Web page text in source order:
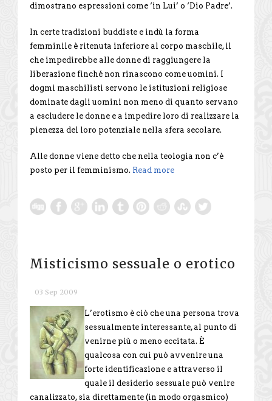
dimostrano espressioni come ‘in Lui’ o ‘Dio Padre’.
In certe tradizioni buddiste e indù la forma
femminile è ritenuta inferiore al corpo maschile, il
che impedirebbe alle donne di raggiungere la
liberazione finché non rinascono come uomini. I
dogmi maschilisti servono le istituzioni religiose
dominate dagli uomini non meno di quanto servano
a escludere le donne e a impedire loro di realizzare la
pienezza del loro potenziale nella sfera secolare.
Alle donne viene detto che nella teologia non c’è
posto per il femminismo. Read more
Misticismo sessuale o erotico
03 Sep 2009
L’erotismo è ciò che una persona trova
sessualmente interessante, al punto di
venirne più o meno eccitata. È
qualcosa con cui può avvenire una
forte identificazione e attraverso il
quale il desiderio sessuale può venire
canalizzato, sia direttamente (in modo orgasmico)